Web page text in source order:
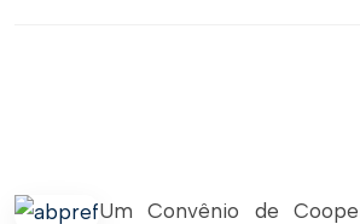
Um Convênio de